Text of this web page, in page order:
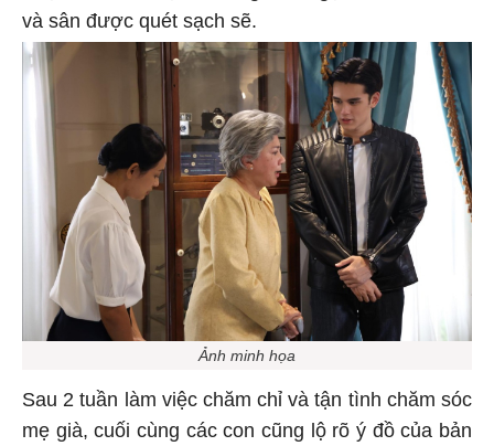
và sân được quét sạch sẽ.
Ảnh minh họa
Sau 2 tuần làm việc chăm chỉ và tận tình chăm sóc
mẹ già, cuối cùng các con cũng lộ rõ ý đồ của bản